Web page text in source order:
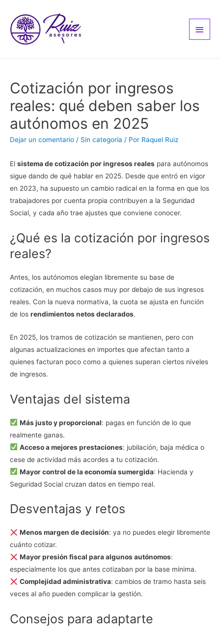
Menú
Cotización por ingresos
reales: qué deben saber los
autónomos en 2025
Dejar un comentario / Sin categoría / Por Raquel Ruiz
El sistema de cotización por ingresos reales para autónomos
sigue dando de qué hablar en 2025. Desde que entró en vigor
en 2023, ha supuesto un cambio radical en la forma en que los
trabajadores por cuenta propia contribuyen a la Seguridad
Social, y cada año trae ajustes que conviene conocer.
¿Qué es la cotización por ingresos
reales?
Antes, los autónomos elegían libremente su base de
cotización, en muchos casos muy por debajo de sus ingresos
reales. Con la nueva normativa, la cuota se ajusta en función
de los rendimientos netos declarados.
En 2025, los tramos de cotización se mantienen, pero con
algunas actualizaciones en importes que afectan tanto a
quienes facturan poco como a quienes superan ciertos niveles
de ingresos.
Ventajas del sistema
Más justo y proporcional: pagas en función de lo que
realmente ganas.
Acceso a mejores prestaciones: jubilación, baja médica o
cese de actividad más acordes a tu cotización.
Mayor control de la economía sumergida: Hacienda y
Seguridad Social cruzan datos en tiempo real.
Desventajas y retos
Menos margen de decisión: ya no puedes elegir libremente
cuánto cotizar.
Mayor presión fiscal para algunos autónomos:
especialmente los que antes cotizaban por la base mínima.
Complejidad administrativa: cambios de tramo hasta seis
veces al año pueden complicar la gestión.
Consejos para adaptarte